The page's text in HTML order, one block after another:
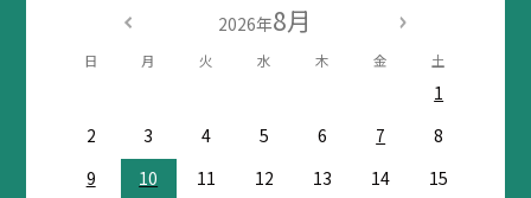
2026年8月
日 月 火 水 木 金 土
1
2
3 4 5 6 7
8
9
10 11 12 13 14
15